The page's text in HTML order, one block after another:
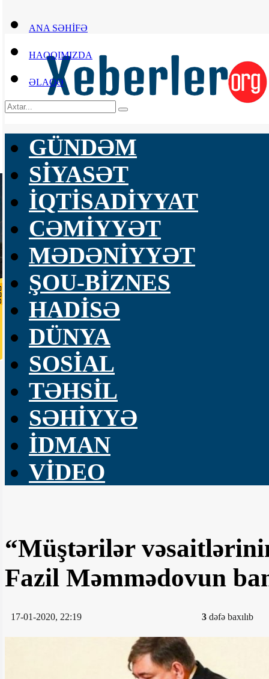
ANA SƏHİFƏ
HAQQIMIZDA
ƏLAQƏ
GÜNDƏM
SİYASƏT
İQTİSADİYYAT
CƏMİYYƏT
MƏDƏNİYYƏT
ŞOU-BİZNES
HADİSƏ
DÜNYA
SOSİAL
TƏHSİL
SƏHİYYƏ
İDMAN
VİDEO
“Müştərilər
Fazil Məmmədovun
17-01-2020, 22:19 3 dəfə baxılıb